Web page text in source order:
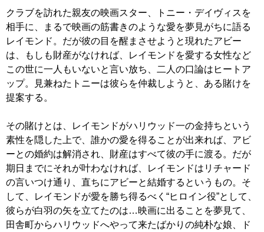
クラブを訪れた親友の映画スター、トニー・デイヴィスを
相手に、まるで映画の筋書きのような愛を夢見がちに語る
レイモンド。だが彼の目を醒まさせようと現れたアビー
は、もしも財産がなければ、レイモンドを愛する女性など
この世に一人もいないと言い放ち、二人の口論はヒートア
ップ。見兼ねたトニーは彼らを仲裁しようと、ある賭けを
提案する。
その賭けとは、レイモンドがハリウッド一の金持ちという
素性を隠した上で、誰かの愛を得ることが出来れば、アビ
ーとの婚約は解消され、財産はすべて彼の手に渡る。だが
期日までにそれが叶わなければ、レイモンドはリチャード
の言いつけ通り、直ちにアビーと結婚するというもの。そ
して、レイモンドが愛を勝ち得るべく“ヒロイン役”として、
彼らが白羽の矢を立てたのは…映画に出ることを夢見て、
田舎町からハリウッドへやって来たばかりの純朴な娘、ド